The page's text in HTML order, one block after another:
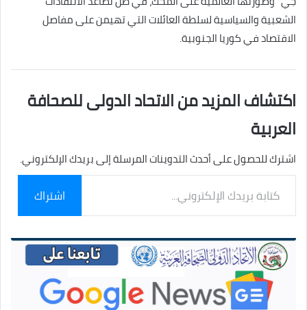
الشعبية والسياسية لسلطة العائلات التي تهيمن على مفاصل
الاقتصاد في كوريا الجنوبية.
اكتشاف المزيد من الاتحاد الدولى للصحافة
العربية
اشترك للحصول على أحدث التدوينات المرسلة إلى بريدك الإلكتروني.
بريدك
الإلكتروني...
اشتراك